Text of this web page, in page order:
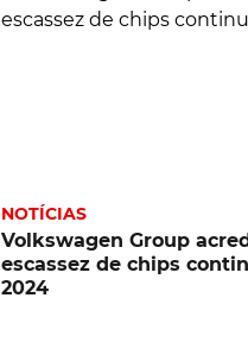
NOTÍCIAS
Volkswagen Group
escassez de chips
2024